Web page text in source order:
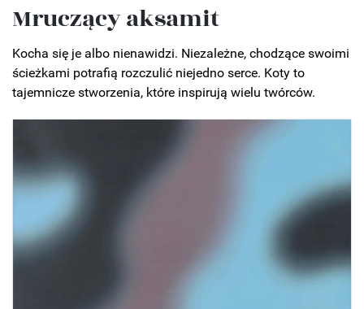
Mruczący aksamit
Kocha się je albo nienawidzi. Niezależne, chodzące swoimi
ścieżkami potrafią rozczulić niejedno serce. Koty to
tajemnicze stworzenia, które inspirują wielu twórców.